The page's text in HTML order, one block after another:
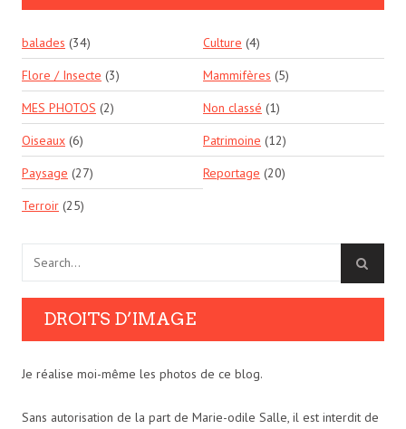
balades (34) Culture (4)
Flore / Insecte (3) Mammifères (5)
MES PHOTOS (2) Non classé (1)
Oiseaux (6) Patrimoine (12)
Paysage (27) Reportage (20)
Terroir (25)
DROITS D’IMAGE
Je réalise moi-même les photos de ce blog.
Sans autorisation de la part de Marie-odile Salle, il est interdit de